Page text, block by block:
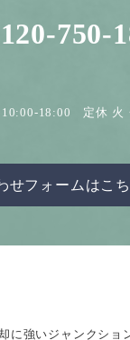
750-
10:00-18:00 定休 火
せフォームはこ
に強いジャンクショ